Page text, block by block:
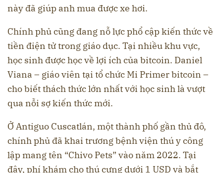
này đã giúp anh mua được xe hơi.
Chính phủ cũng đang nỗ lực phổ cập kiến thức về
tiền điện tử trong giáo dục. Tại nhiều khu vực,
học sinh được học về lợi ích của bitcoin. Daniel
Viana – giáo viên tại tổ chức Mi Primer bitcoin –
cho biết thách thức lớn nhất với học sinh là vượt
qua nỗi sợ kiến thức mới.
Ở Antiguo Cuscatlán, một thành phố gần thủ đô,
chính phủ đã khai trương bệnh viện thú y công
lập mang tên “Chivo Pets” vào năm 2022. Tại
đây, phí khám cho thú cưng dưới 1 USD và bắt